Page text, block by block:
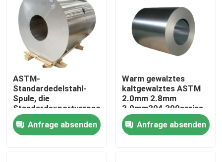
ASTM-
Standardedelstahl-
Spule, die
Standardexportverpackung
verpackt
Anfrage absenden
Warm gewalztes
kaltgewalztes ASTM
2.0mm 2.8mm
3.0mm304 300series
schweißte Edelstahl-
Spule des Legierungs-
Grad-2B
Anfrage absenden